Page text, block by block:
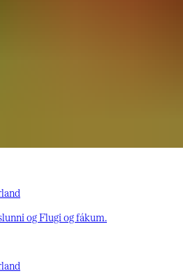
og Flugi og fákum.